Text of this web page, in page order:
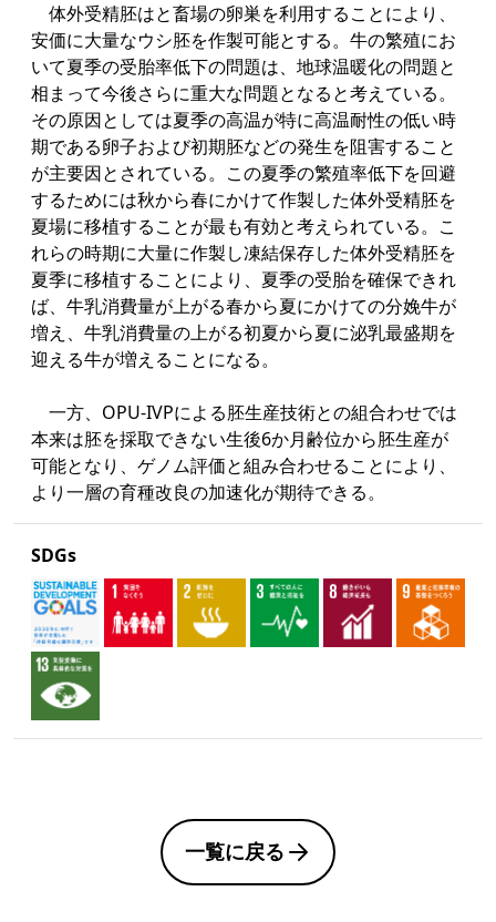
体外受精胚はと畜場の卵巣を利用することにより、
安価に大量なウシ胚を作製可能とする。牛の繁殖にお
いて夏季の受胎率低下の問題は、地球温暖化の問題と
相まって今後さらに重大な問題となると考えている。
その原因としては夏季の高温が特に高温耐性の低い時
期である卵子および初期胚などの発生を阻害すること
が主要因とされている。この夏季の繁殖率低下を回避
するためには秋から春にかけて作製した体外受精胚を
夏場に移植することが最も有効と考えられている。こ
れらの時期に大量に作製し凍結保存した体外受精胚を
夏季に移植することにより、夏季の受胎を確保できれ
ば、牛乳消費量が上がる春から夏にかけての分娩牛が
増え、牛乳消費量の上がる初夏から夏に泌乳最盛期を
迎える牛が増えることになる。
一方、OPU-IVPによる胚生産技術との組合わせでは
本来は胚を採取できない生後6か月齢位から胚生産が
可能となり、ゲノム評価と組み合わせることにより、
より一層の育種改良の加速化が期待できる。
SDGs
一覧に戻る